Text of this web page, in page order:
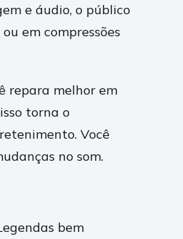
e áudio, o público
em compressões
repara melhor em
torna o
Você
no som.
bem